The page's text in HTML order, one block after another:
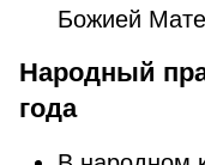
Божией
Народный
года